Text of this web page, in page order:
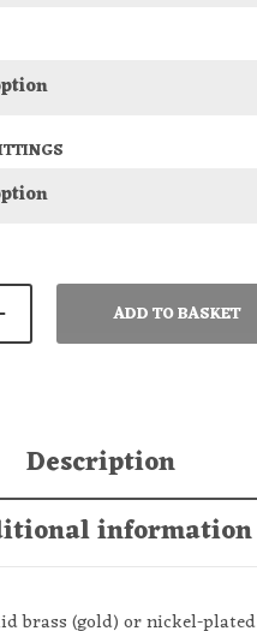
ADD TO BASKET
Description
information
brass (gold) or nickel-